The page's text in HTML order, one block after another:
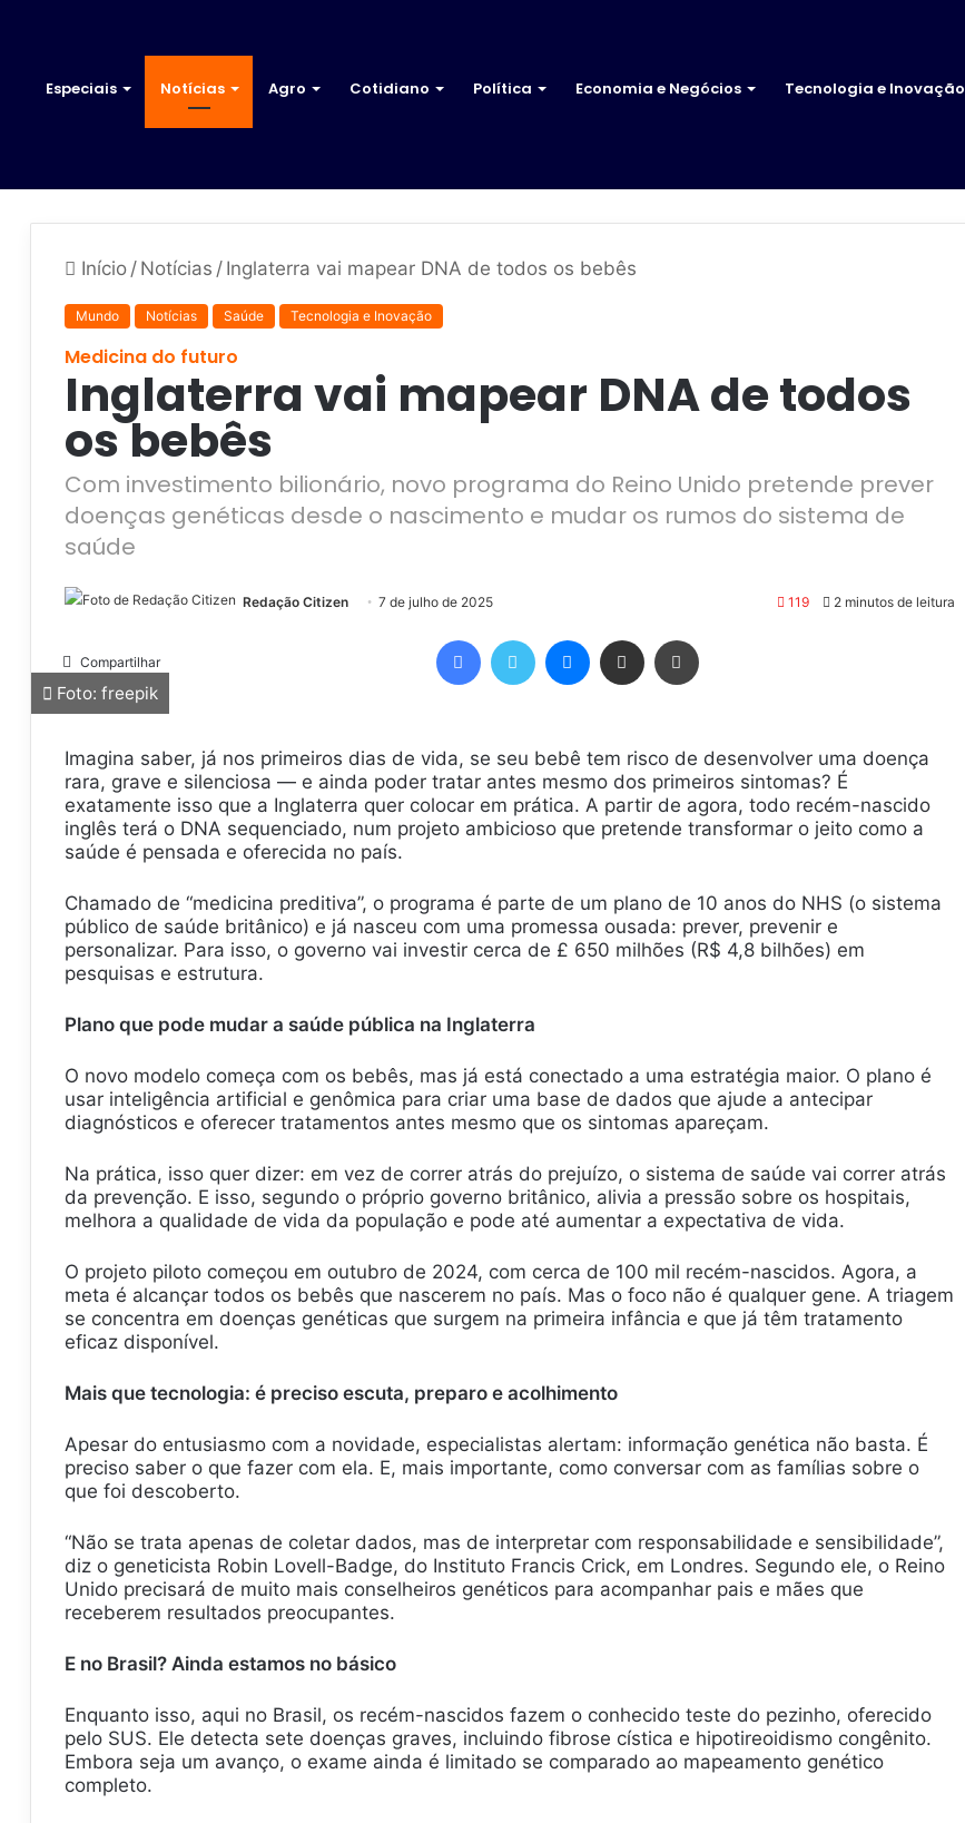
Especiais Notícias Agro Cotidiano Política Economia e Negócios Tecnologia e Inovação
Início / Notícias / Inglaterra vai mapear DNA de todos os bebês
Mundo Notícias Saúde Tecnologia e Inovação
Medicina do futuro
Inglaterra vai mapear DNA de todos
os bebês
Com investimento bilionário, novo programa do Reino Unido pretende prever
doenças genéticas desde o nascimento e mudar os rumos do sistema de
saúde
Redação Citizen 7 de julho de 2025 119 2 minutos de leitura
Compartilhar
Foto: freepik
Imagina saber, já nos primeiros dias de vida, se seu bebê tem risco de desenvolver uma doença
rara, grave e silenciosa — e ainda poder tratar antes mesmo dos primeiros sintomas? É
exatamente isso que a Inglaterra quer colocar em prática. A partir de agora, todo recém-nascido
inglês terá o DNA sequenciado, num projeto ambicioso que pretende transformar o jeito como a
saúde é pensada e oferecida no país.
Chamado de “medicina preditiva”, o programa é parte de um plano de 10 anos do NHS (o sistema
público de saúde britânico) e já nasceu com uma promessa ousada: prever, prevenir e
personalizar. Para isso, o governo vai investir cerca de £ 650 milhões (R$ 4,8 bilhões) em
pesquisas e estrutura.
Plano que pode mudar a saúde pública na Inglaterra
O novo modelo começa com os bebês, mas já está conectado a uma estratégia maior. O plano é
usar inteligência artificial e genômica para criar uma base de dados que ajude a antecipar
diagnósticos e oferecer tratamentos antes mesmo que os sintomas apareçam.
Na prática, isso quer dizer: em vez de correr atrás do prejuízo, o sistema de saúde vai correr atrás
da prevenção. E isso, segundo o próprio governo britânico, alivia a pressão sobre os hospitais,
melhora a qualidade de vida da população e pode até aumentar a expectativa de vida.
O projeto piloto começou em outubro de 2024, com cerca de 100 mil recém-nascidos. Agora, a
meta é alcançar todos os bebês que nascerem no país. Mas o foco não é qualquer gene. A triagem
se concentra em doenças genéticas que surgem na primeira infância e que já têm tratamento
eficaz disponível.
Mais que tecnologia: é preciso escuta, preparo e acolhimento
Apesar do entusiasmo com a novidade, especialistas alertam: informação genética não basta. É
preciso saber o que fazer com ela. E, mais importante, como conversar com as famílias sobre o
que foi descoberto.
“Não se trata apenas de coletar dados, mas de interpretar com responsabilidade e sensibilidade”,
diz o geneticista Robin Lovell-Badge, do Instituto Francis Crick, em Londres. Segundo ele, o Reino
Unido precisará de muito mais conselheiros genéticos para acompanhar pais e mães que
receberem resultados preocupantes.
E no Brasil? Ainda estamos no básico
Enquanto isso, aqui no Brasil, os recém-nascidos fazem o conhecido teste do pezinho, oferecido
pelo SUS. Ele detecta sete doenças graves, incluindo fibrose cística e hipotireoidismo congênito.
Embora seja um avanço, o exame ainda é limitado se comparado ao mapeamento genético
completo.